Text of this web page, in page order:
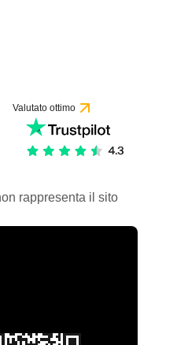
Valutato ottimo
rappresenta il sito